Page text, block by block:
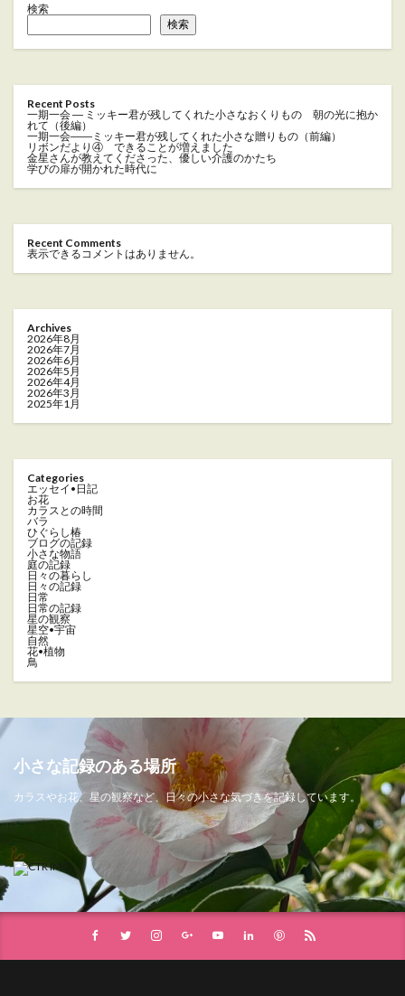
検索
検索
Recent Posts
一期一会 ― ミッキー君が残してくれた小さなおくりもの 朝の光に抱か
れて（後編）
一期一会――ミッキー君が残してくれた小さな贈りもの（前編）
リボンだより④ できることが増えました
金星さんが教えてくださった、優しい介護のかたち
学びの扉が開かれた時代に
Recent Comments
表示できるコメントはありません。
Archives
2026年8月
2026年7月
2026年6月
2026年5月
2026年4月
2026年3月
2025年1月
Categories
エッセイ•日記
お花
カラスとの時間
バラ
ひぐらし椿
ブログの記録
小さな物語
庭の記録
日々の暮らし
日々の記録
日常
日常の記録
星の観察
星空•宇宙
自然
花•植物
鳥
小さな記録のある場所
カラスやお花、星の観察など、日々の小さな気づきを記録しています。